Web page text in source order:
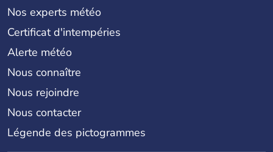
Nos experts météo
Certificat d'intempéries
Alerte météo
Nous connaître
Nous rejoindre
Nous contacter
Légende des pictogrammes